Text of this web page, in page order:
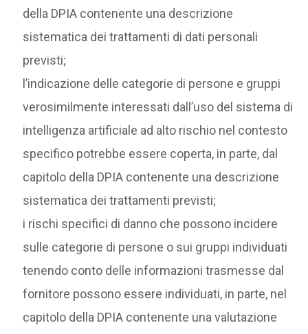
della DPIA contenente una descrizione
sistematica dei trattamenti di dati personali
previsti;
l’indicazione delle categorie di persone e gruppi
verosimilmente interessati dall’uso del sistema di
intelligenza artificiale ad alto rischio nel contesto
specifico potrebbe essere coperta, in parte, dal
capitolo della DPIA contenente una descrizione
sistematica dei trattamenti previsti;
i rischi specifici di danno che possono incidere
sulle categorie di persone o sui gruppi individuati
tenendo conto delle informazioni trasmesse dal
fornitore possono essere individuati, in parte, nel
capitolo della DPIA contenente una valutazione